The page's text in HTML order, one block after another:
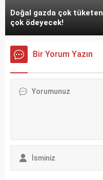
Doğal gazda çok tüketen
çok ödeyecek!
Bir Yorum Yazın